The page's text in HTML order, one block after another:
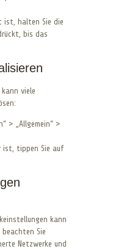
ist, halten Sie die
bis das
viele
> „Allgemein“ >
ist, tippen Sie auf
kann
Sie
Netzwerke und